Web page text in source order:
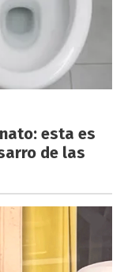
esta es
de las